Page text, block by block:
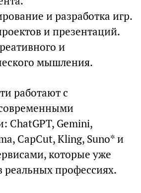
и разработка игр.
и презентаций.
и
мышления.
работают с
ChatGPT, Gemini,
CapCut, Kling, Suno* и
которые уже
реальных профессиях.